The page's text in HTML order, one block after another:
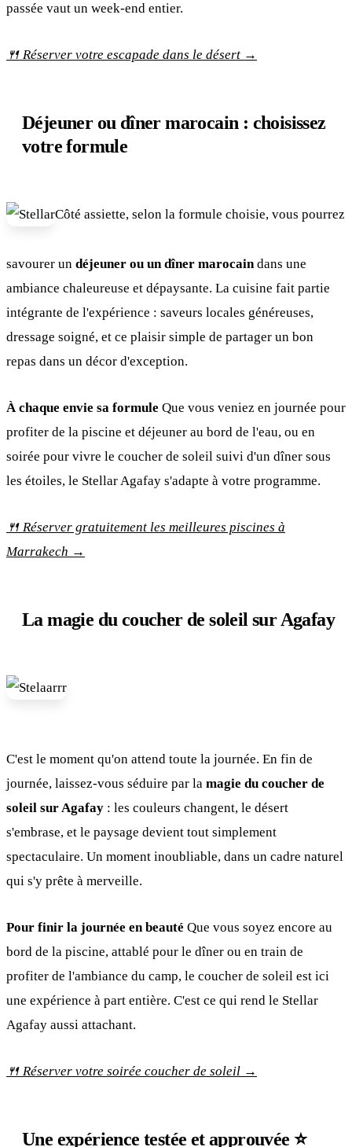
passée vaut un week-end entier.
🍴 Réserver votre escapade dans le désert →
Déjeuner ou dîner marocain : choisissez
votre formule
Côté assiette, selon la formule choisie, vous pourrez
savourer un déjeuner ou un dîner marocaindans une
ambiance chaleureuse et dépaysante. La cuisine fait partie
intégrante de l'expérience : saveurs locales généreuses,
dressage soigné, et ce plaisir simple de partager un bon
repas dans un décor d'exception.
À chaque envie sa formule Que vous veniez en journée pour
profiter de la piscine et déjeuner au bord de l'eau, ou en
soirée pour vivre le coucher de soleil suivi d'un dîner sous
les étoiles, le Stellar Agafay s'adapte à votre programme.
🍴 Réserver gratuitement les meilleures piscines à
Marrakech →
La magie du coucher de soleil sur Agafay
C'est le moment qu'on attend toute la journée. En fin de
journée, laissez-vous séduire par la magie du coucher de
soleil sur Agafay : les couleurs changent, le désert
s'embrase, et le paysage devient tout simplement
spectaculaire. Un moment inoubliable, dans un cadre naturel
qui s'y prête à merveille.
Pour finir la journée en beauté Que vous soyez encore au
bord de la piscine, attablé pour le dîner ou en train de
profiter de l'ambiance du camp, le coucher de soleil est ici
une expérience à part entière. C'est ce qui rend le Stellar
Agafay aussi attachant.
🍴 Réserver votre soirée coucher de soleil →
Une expérience testée et approuvée ⭐